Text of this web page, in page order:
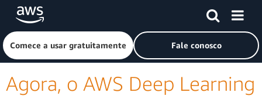
Pular para o conteúdo principal
Clique aqui para voltar à página inicial da Amazon Web
Comece a usar gratuitamente Fale conosco
Agora, o AWS Deep Learning